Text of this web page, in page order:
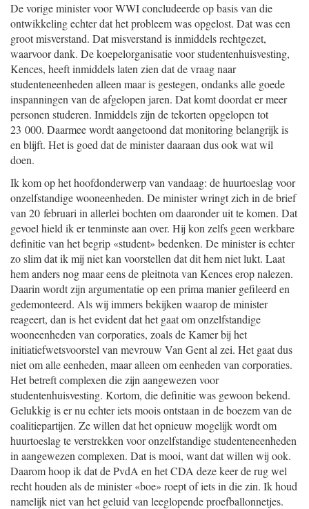
De vorige minister voor WWI concludeerde op basis van die
ontwikkeling echter dat het probleem was opgelost. Dat was een
groot misverstand. Dat misverstand is inmiddels rechtgezet,
waarvoor dank. De koepelorganisatie voor studentenhuisvesting,
Kences, heeft inmiddels laten zien dat de vraag naar
studenteneenheden alleen maar is gestegen, ondanks alle goede
inspanningen van de afgelopen jaren. Dat komt doordat er meer
personen studeren. Inmiddels zijn de tekorten opgelopen tot
23 000. Daarmee wordt aangetoond dat monitoring belangrijk is
en blijft. Het is goed dat de minister daaraan dus ook wat wil
doen.
Ik kom op het hoofdonderwerp van vandaag: de huurtoeslag voor
onzelfstandige wooneenheden. De minister wringt zich in de brief
van 20 februari in allerlei bochten om daaronder uit te komen. Dat
gevoel hield ik er tenminste aan over. Hij kon zelfs geen werkbare
definitie van het begrip «student» bedenken. De minister is echter
zo slim dat ik mij niet kan voorstellen dat dit hem niet lukt. Laat
hem anders nog maar eens de pleitnota van Kences erop nalezen.
Daarin wordt zijn argumentatie op een prima manier gefileerd en
gedemonteerd. Als wij immers bekijken waarop de minister
reageert, dan is het evident dat het gaat om onzelfstandige
wooneenheden van corporaties, zoals de Kamer bij het
initiatiefwetsvoorstel van mevrouw Van Gent al zei. Het gaat dus
niet om alle eenheden, maar alleen om eenheden van corporaties.
Het betreft complexen die zijn aangewezen voor
studentenhuisvesting. Kortom, die definitie was gewoon bekend.
Gelukkig is er nu echter iets moois ontstaan in de boezem van de
coalitiepartijen. Ze willen dat het opnieuw mogelijk wordt om
huurtoeslag te verstrekken voor onzelfstandige studenteneenheden
in aangewezen complexen. Dat is mooi, want dat willen wij ook.
Daarom hoop ik dat de PvdA en het CDA deze keer de rug wel
recht houden als de minister «boe» roept of iets in die zin. Ik houd
namelijk niet van het geluid van leeglopende proefballonnetjes.